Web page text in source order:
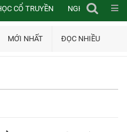
CỔ TRUYỀN NGHIÊN CỨU
MỚI NHẤT ĐỌC NHIỀU